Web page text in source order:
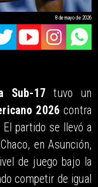
8 de mayo de 2026
Sub-17 tuvo un
2026 contra
partido se llevó a
en Asunción,
de juego bajo la
competir de igual